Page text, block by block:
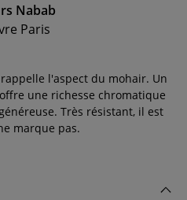
Nabab
Paris
l'aspect du mohair. Un
une richesse chromatique
Très résistant, il est
marque pas.